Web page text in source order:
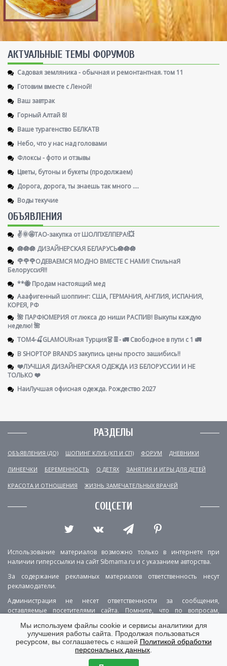
AКТУАЛЬНЫЕ ТЕМЫ ФОРУМОВ
Садовая земляника - обычная и ремонтантная. том 11
Готовим вместе с Леной!
Ваш завтрак
Горный Алтай 8!
Ваше турагенство БЕЛКАТВ
Небо, что у нас над головами
Флоксы - фото и отзывы
Цветы, бутоны и букеты (продолжаем)
Дорога, дорога, ты знаешь так много ....
Воды текучие
ОБЪЯВЛЕНИЯ
✌️🌞🤩ТАО-закупка от ШОЛПХЕЛПЕРА!💥
🪷🪷🪷 ДИЗАЙНЕРСКАЯ БЕЛАРУСЬ🪷🪷🪷
🌹🌹🌹ОДЕВАЕМСЯ МОДНО ВМЕСТЕ С НАМИ! СтильнаЯ
БелоруссиЯ‼
**🐝 Продам настоящий мед
Ааафигенный шоппинг: США, ГЕРМАНИЯ, АНГЛИЯ, ИСПАНИЯ,
КОРЕЯ, РФ
🌺 ПАРФЮМЕРИЯ от люкса до ниши РАСПИВ! Выкупы каждую
неделю! 🌺
ТОМ4-🍒GLAMOURная Турция👗👖- 🚛 Свободное в пути с 1 🚛
В SHOPTOP BRANDS закупись цены просто зашибись!!
❤️ЛУЧШАЯ ДИЗАЙНЕРСКАЯ ОДЕЖДА ИЗ БЕЛОРУССИИ И НЕ
ТОЛЬКО ❤️
НаиЛучшая офисная одежда. Рождество 2027
РАЗДЕЛЫ
ОБЪЯВЛЕНИЯ (ДО) ШОПИНГ КЛУБ (КП И СП) ФОРУМ ДНЕВНИКИ
ЛИНЕЕЧКИ БЕРЕМЕННОСТЬ О ДЕТЯХ ЗАНЯТИЯ И ИГРЫ ДЛЯ ДЕТЕЙ
КРАСОТА И ОТНОШЕНИЯ ЖИЗНЬ ЗАМЕЧАТЕЛЬНЫХ ВРАЧЕЙ
СОЦСЕТИ
Использование материалов возможно только в интернете при
наличии гиперссылки на сайт Sibmama.ru и с указанием авторства.
За содержание рекламных материалов ответственность несут
рекламодатели.
Администрация не несет ответственности за сообщения,
оставляемые посетителями сайта. Помните, что по вопросам,
РЕКЛАМА О ПРОЕКТЕ
КОНТАКТЫ
ПОЛИТИКА КОНФИДЕНЦИАЛЬНОСТИ
ВЕРСИЯ ДЛЯ КОМПЬЮТЕРА
Мы используем файлы cookie и сервисы аналитики для
улучшения работы сайта. Продолжая пользоваться
ресурсом, вы соглашаетесь с нашей Политикой обработки
персональных данных